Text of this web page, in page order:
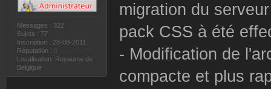
Messages : 322
Sujets : 77
Inscription : 28-08-2011
Réputation :
Localisation: Royaume de
Belgique
migration du
pack CSS à été
- Modification de
compacte et plus